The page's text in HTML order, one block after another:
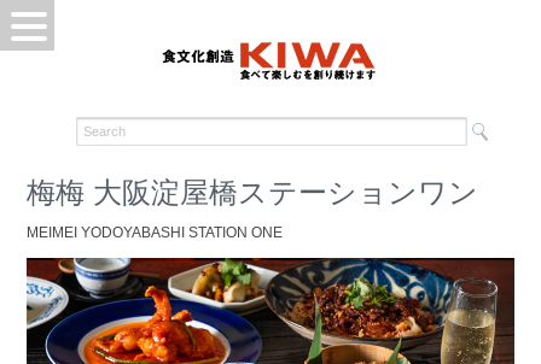
梅梅 大阪淀屋橋ステーションワン
MEIMEI YODOYABASHI STATION ONE